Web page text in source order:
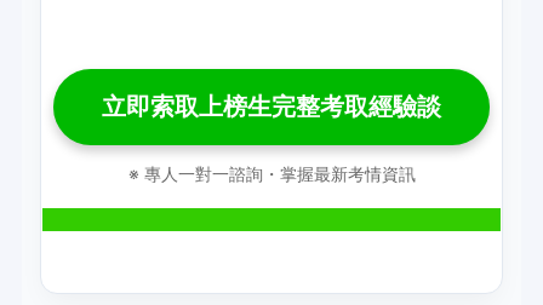
立即索取上榜生完整考取經驗談
※ 專人一對一諮詢・掌握最新考情資訊